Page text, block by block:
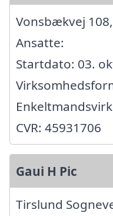
Vonsbækvej
Ansatte:
Startdato: 03.
CVR: 45931706
Gaui H Pic
Tirslund